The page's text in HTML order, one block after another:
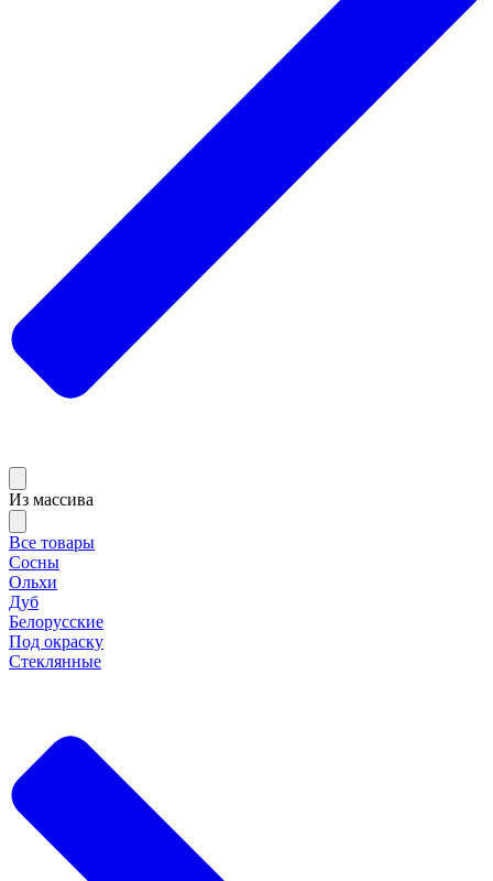
Из массива
Все товары
Сосны
Ольхи
Дуб
Белорусские
Под окраску
Стеклянные